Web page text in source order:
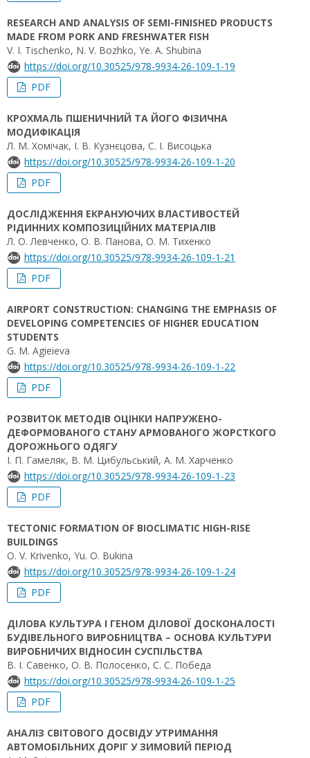
RESEARCH AND ANALYSIS OF SEMI-FINISHED PRODUCTS
MADE FROM PORK AND FRESHWATER FISH
V. I. Tischenko, N. V. Bozhko, Yе. A. Shubina
https://doi.org/10.30525/978-9934-26-109-1-19
PDF
КРОХМАЛЬ ПШЕНИЧНИЙ ТА ЙОГО ФІЗИЧНА
МОДИФІКАЦІЯ
Л. М. Хомічак, І. В. Кузнєцова, С. І. Висоцька
https://doi.org/10.30525/978-9934-26-109-1-20
PDF
ДОСЛІДЖЕННЯ ЕКРАНУЮЧИХ ВЛАСТИВОСТЕЙ
РІДИННИХ КОМПОЗИЦІЙНИХ МАТЕРІАЛІВ
Л. О. Левченко, О. В. Панова, О. М. Тихенко
https://doi.org/10.30525/978-9934-26-109-1-21
PDF
AIRPORT CONSTRUCTION: CHANGING THE EMPHASIS OF
DEVELOPING COMPETENCIES OF HIGHER EDUCATION
STUDENTS
G. М. Agieieva
https://doi.org/10.30525/978-9934-26-109-1-22
PDF
РОЗВИТОК МЕТОДІВ ОЦІНКИ НАПРУЖЕНО-
ДЕФОРМОВАНОГО СТАНУ АРМОВАНОГО ЖОРСТКОГО
ДОРОЖНЬОГО ОДЯГУ
І. П. Гамеляк, В. М. Цибульський, А. М. Харченко
https://doi.org/10.30525/978-9934-26-109-1-23
PDF
TECTONIC FORMATION OF BIOCLIMATIC HIGH-RISE
BUILDINGS
O. V. Krivenko, Yu. О. Bukina
https://doi.org/10.30525/978-9934-26-109-1-24
PDF
ДІЛОВА КУЛЬТУРА І ГЕНОМ ДІЛОВОЇ ДОСКОНАЛОСТІ
БУДІВЕЛЬНОГО ВИРОБНИЦТВА – ОСНОВА КУЛЬТУРИ
ВИРОБНИЧИХ ВІДНОСИН СУСПІЛЬСТВА
В. І. Савенко, О. В. Полосенко, С. С. Победа
https://doi.org/10.30525/978-9934-26-109-1-25
PDF
АНАЛІЗ СВІТОВОГО ДОСВІДУ УТРИМАННЯ
АВТОМОБІЛЬНИХ ДОРІГ У ЗИМОВИЙ ПЕРІОД